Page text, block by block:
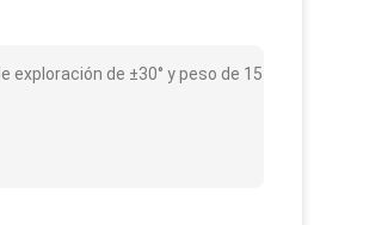
de ±30° y peso de 15